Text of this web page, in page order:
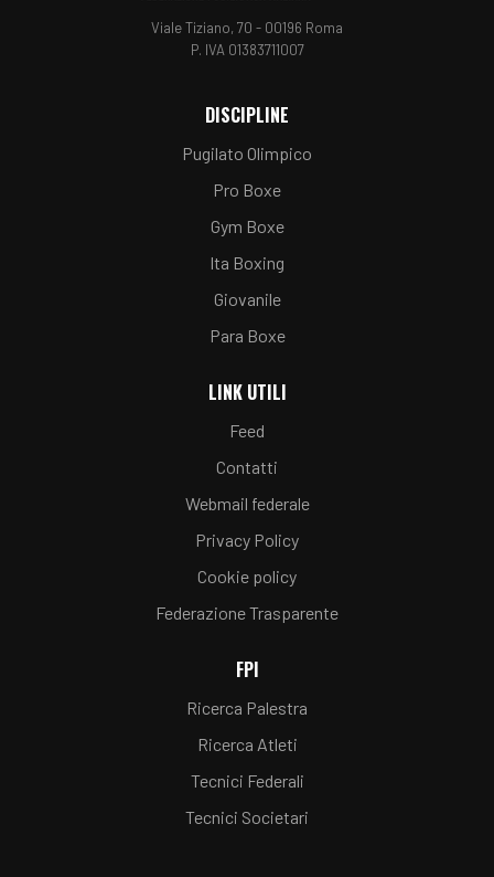
Viale Tiziano, 70 - 00196 Roma
P. IVA 01383711007
DISCIPLINE
Pugilato Olimpico
Pro Boxe
Gym Boxe
Ita Boxing
Giovanile
Para Boxe
LINK UTILI
Feed
Contatti
Webmail federale
Privacy Policy
Cookie policy
Federazione Trasparente
FPI
Ricerca Palestra
Ricerca Atleti
Tecnici Federali
Tecnici Societari